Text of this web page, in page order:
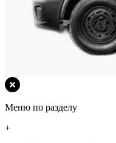
Меню по разделу
+